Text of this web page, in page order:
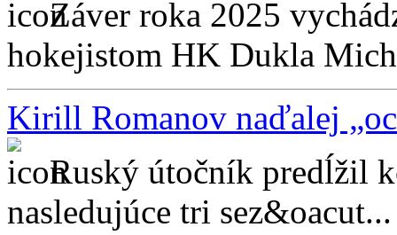
Záver roka 2025
hokejistom HK Dukla
Kirill Romanov naďalej
Ruský útočník predĺžil
nasledujúce tri sez&oacut...